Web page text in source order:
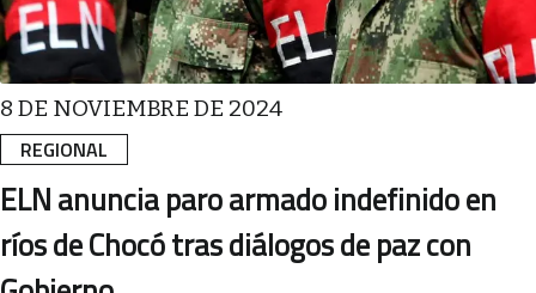
REGIONAL
8 DE NOVIEMBRE DE 2024
ELN anuncia paro armado indefinido en
ríos de Chocó tras diálogos de paz con